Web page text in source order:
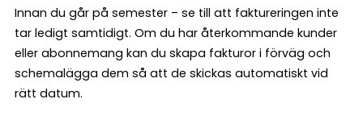
Innan du går på semester – se till att faktureringen inte
tar ledigt samtidigt. Om du har återkommande kunder
eller abonnemang kan du skapa fakturor i förväg och
schemalägga dem så att de skickas automatiskt vid
rätt datum.